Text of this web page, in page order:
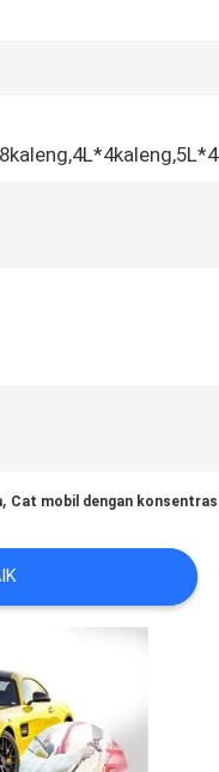
, Cat mobil dengan